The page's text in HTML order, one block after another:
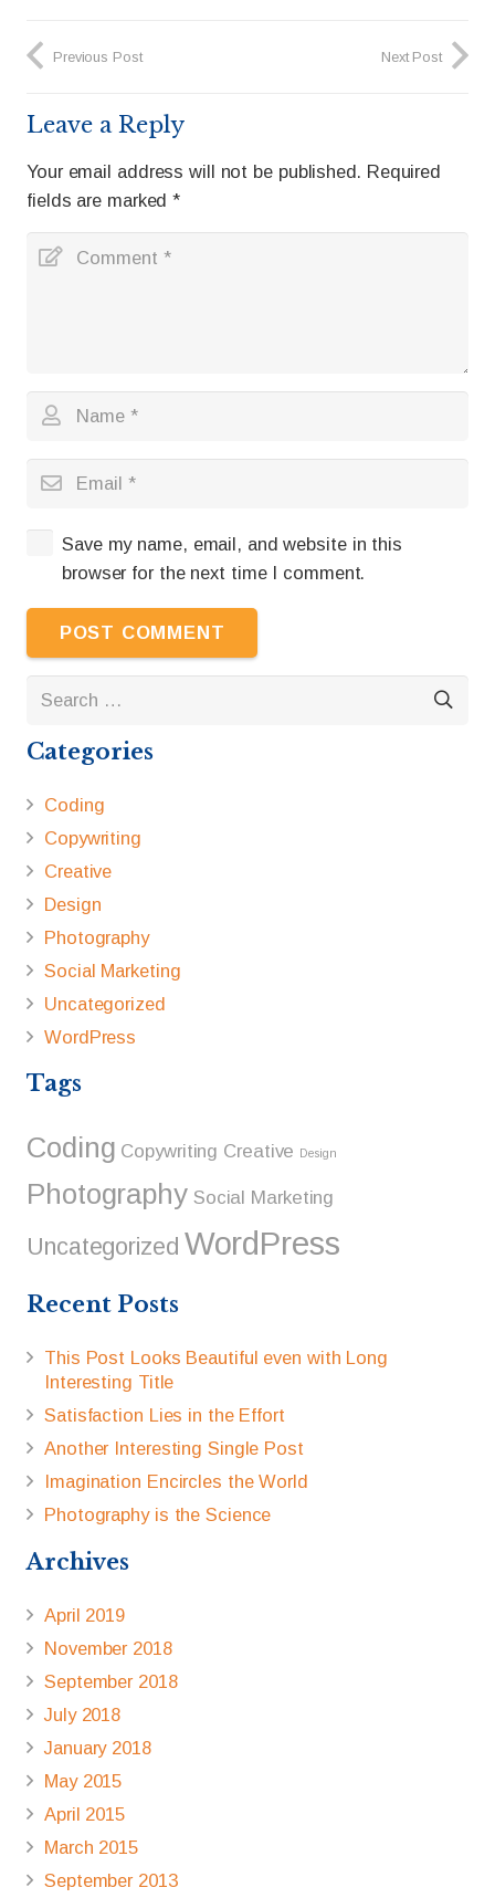
Previous Post Next Post
Leave a Reply
Your email address will not be published. Required
fields are marked*
Save my name, email, and website in this
browser for the next time I comment.
POST COMMENT
Search
Categories
Coding
Copywriting
Creative
Design
Photography
Social Marketing
Uncategorized
WordPress
Tags
Coding Copywriting Creative Design
Photography Social Marketing
Uncategorized WordPress
Recent Posts
This Post Looks Beautiful even with Long
Interesting Title
Satisfaction Lies in the Effort
Another Interesting Single Post
Imagination Encircles the World
Photography is the Science
Archives
April 2019
November 2018
September 2018
July 2018
January 2018
May 2015
April 2015
March 2015
September 2013